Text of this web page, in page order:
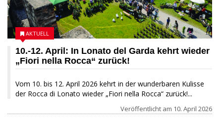
10.-12. April: In Lonato del Garda kehrt wieder
„Fiori nella Rocca“ zurück!
Vom 10. bis 12. April 2026 kehrt in der wunderbaren Kulisse
der Rocca di Lonato wieder „Fiori nella Rocca“ zurück!...
AKTUELL
Veröffentlicht am 10. April 2026